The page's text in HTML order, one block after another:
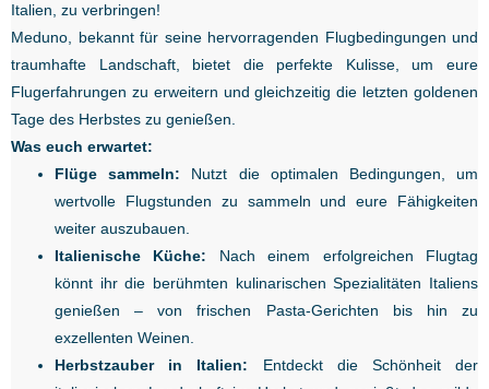
Italien, zu verbringen!
Meduno, bekannt für seine hervorragenden Flugbedingungen und
traumhafte Landschaft, bietet die perfekte Kulisse, um eure
Flugerfahrungen zu erweitern und gleichzeitig die letzten goldenen
Tage des Herbstes zu genießen.
Was euch erwartet:
Flüge sammeln: Nutzt die optimalen Bedingungen, um
wertvolle Flugstunden zu sammeln und eure Fähigkeiten
weiter auszubauen.
Italienische Küche: Nach einem erfolgreichen Flugtag
könnt ihr die berühmten kulinarischen Spezialitäten Italiens
genießen – von frischen Pasta-Gerichten bis hin zu
exzellenten Weinen.
Herbstzauber in Italien: Entdeckt die Schönheit der